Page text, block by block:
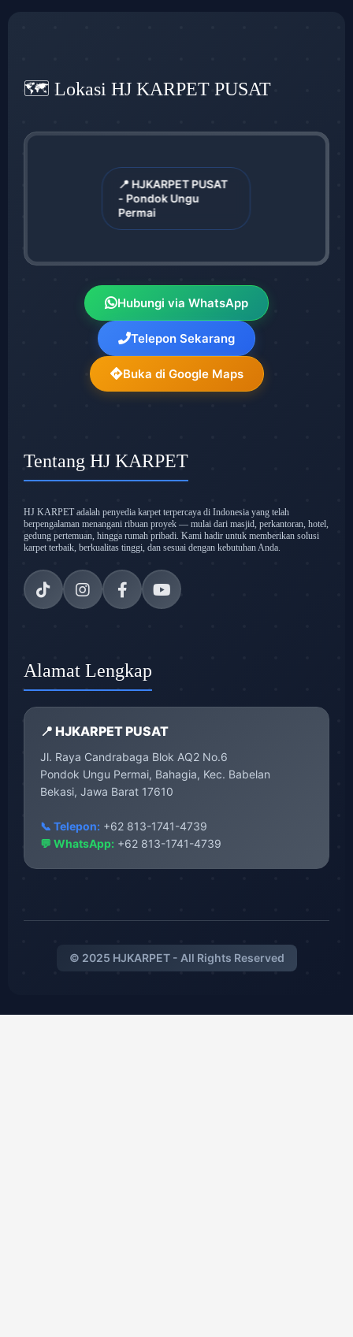
🗺️ Lokasi HJ KARPET PUSAT
📍 HJKARPET PUSAT
- Pondok Ungu
Permai
Hubungi via WhatsApp
Telepon Sekarang
Buka di Google Maps
Tentang HJ KARPET
HJ KARPET adalah penyedia karpet terpercaya di Indonesia yang telah
berpengalaman menangani ribuan proyek — mulai dari masjid, perkantoran, hotel,
gedung pertemuan, hingga rumah pribadi. Kami hadir untuk memberikan solusi
karpet terbaik, berkualitas tinggi, dan sesuai dengan kebutuhan Anda.
Alamat Lengkap
📍 HJKARPET PUSAT
Jl. Raya Candrabaga Blok AQ2 No.6
Pondok Ungu Permai, Bahagia, Kec. Babelan
Bekasi, Jawa Barat 17610
📞 Telepon: +62 813-1741-4739
💬 WhatsApp: +62 813-1741-4739
© 2025 HJKARPET - All Rights Reserved